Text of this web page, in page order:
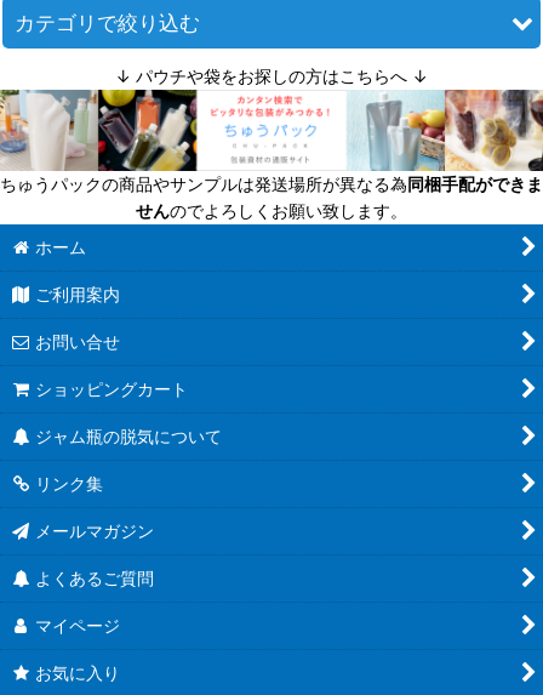
並び順
絞り込む
カテゴリで絞り込む
キャップシール類 (全商品)
キャップシール
封緘紙・ギフトシール
加熱機械
↓ パウチや袋をお探しの方はこちらへ ↓
ちゅうパックの商品やサンプルは発送場所が異なる為同梱手配ができま
せんのでよろしくお願い致します。
ホーム
ご利用案内
お問い合せ
ショッピングカート
ジャム瓶の脱気について
リンク集
メールマガジン
よくあるご質問
マイページ
お気に入り